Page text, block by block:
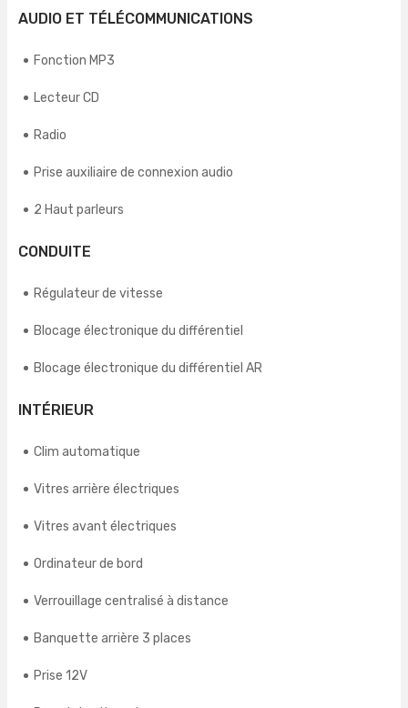
AUDIO ET TÉLÉCOMMUNICATIONS
Fonction MP3
Lecteur CD
Radio
Prise auxiliaire de connexion audio
2 Haut parleurs
CONDUITE
Régulateur de vitesse
Blocage électronique du différentiel
Blocage électronique du différentiel AR
INTÉRIEUR
Clim automatique
Vitres arrière électriques
Vitres avant électriques
Ordinateur de bord
Verrouillage centralisé à distance
Banquette arrière 3 places
Prise 12V